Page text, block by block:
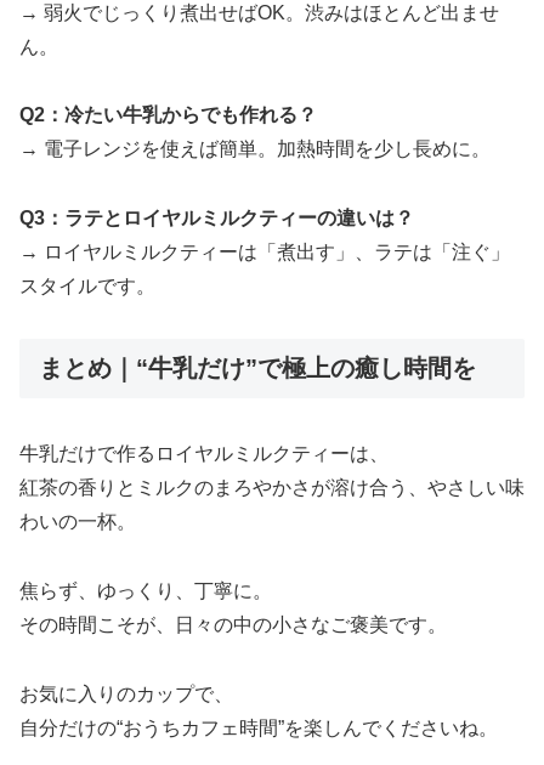
→ 弱火でじっくり煮出せばOK。渋みはほとんど出ませ
ん。
Q2：冷たい牛乳からでも作れる？
→ 電子レンジを使えば簡単。加熱時間を少し長めに。
Q3：ラテとロイヤルミルクティーの違いは？
→ ロイヤルミルクティーは「煮出す」、ラテは「注ぐ」
スタイルです。
まとめ｜“牛乳だけ”で極上の癒し時間を
牛乳だけで作るロイヤルミルクティーは、
紅茶の香りとミルクのまろやかさが溶け合う、やさしい味
わいの一杯。
焦らず、ゆっくり、丁寧に。
その時間こそが、日々の中の小さなご褒美です。
お気に入りのカップで、
自分だけの“おうちカフェ時間”を楽しんでくださいね。